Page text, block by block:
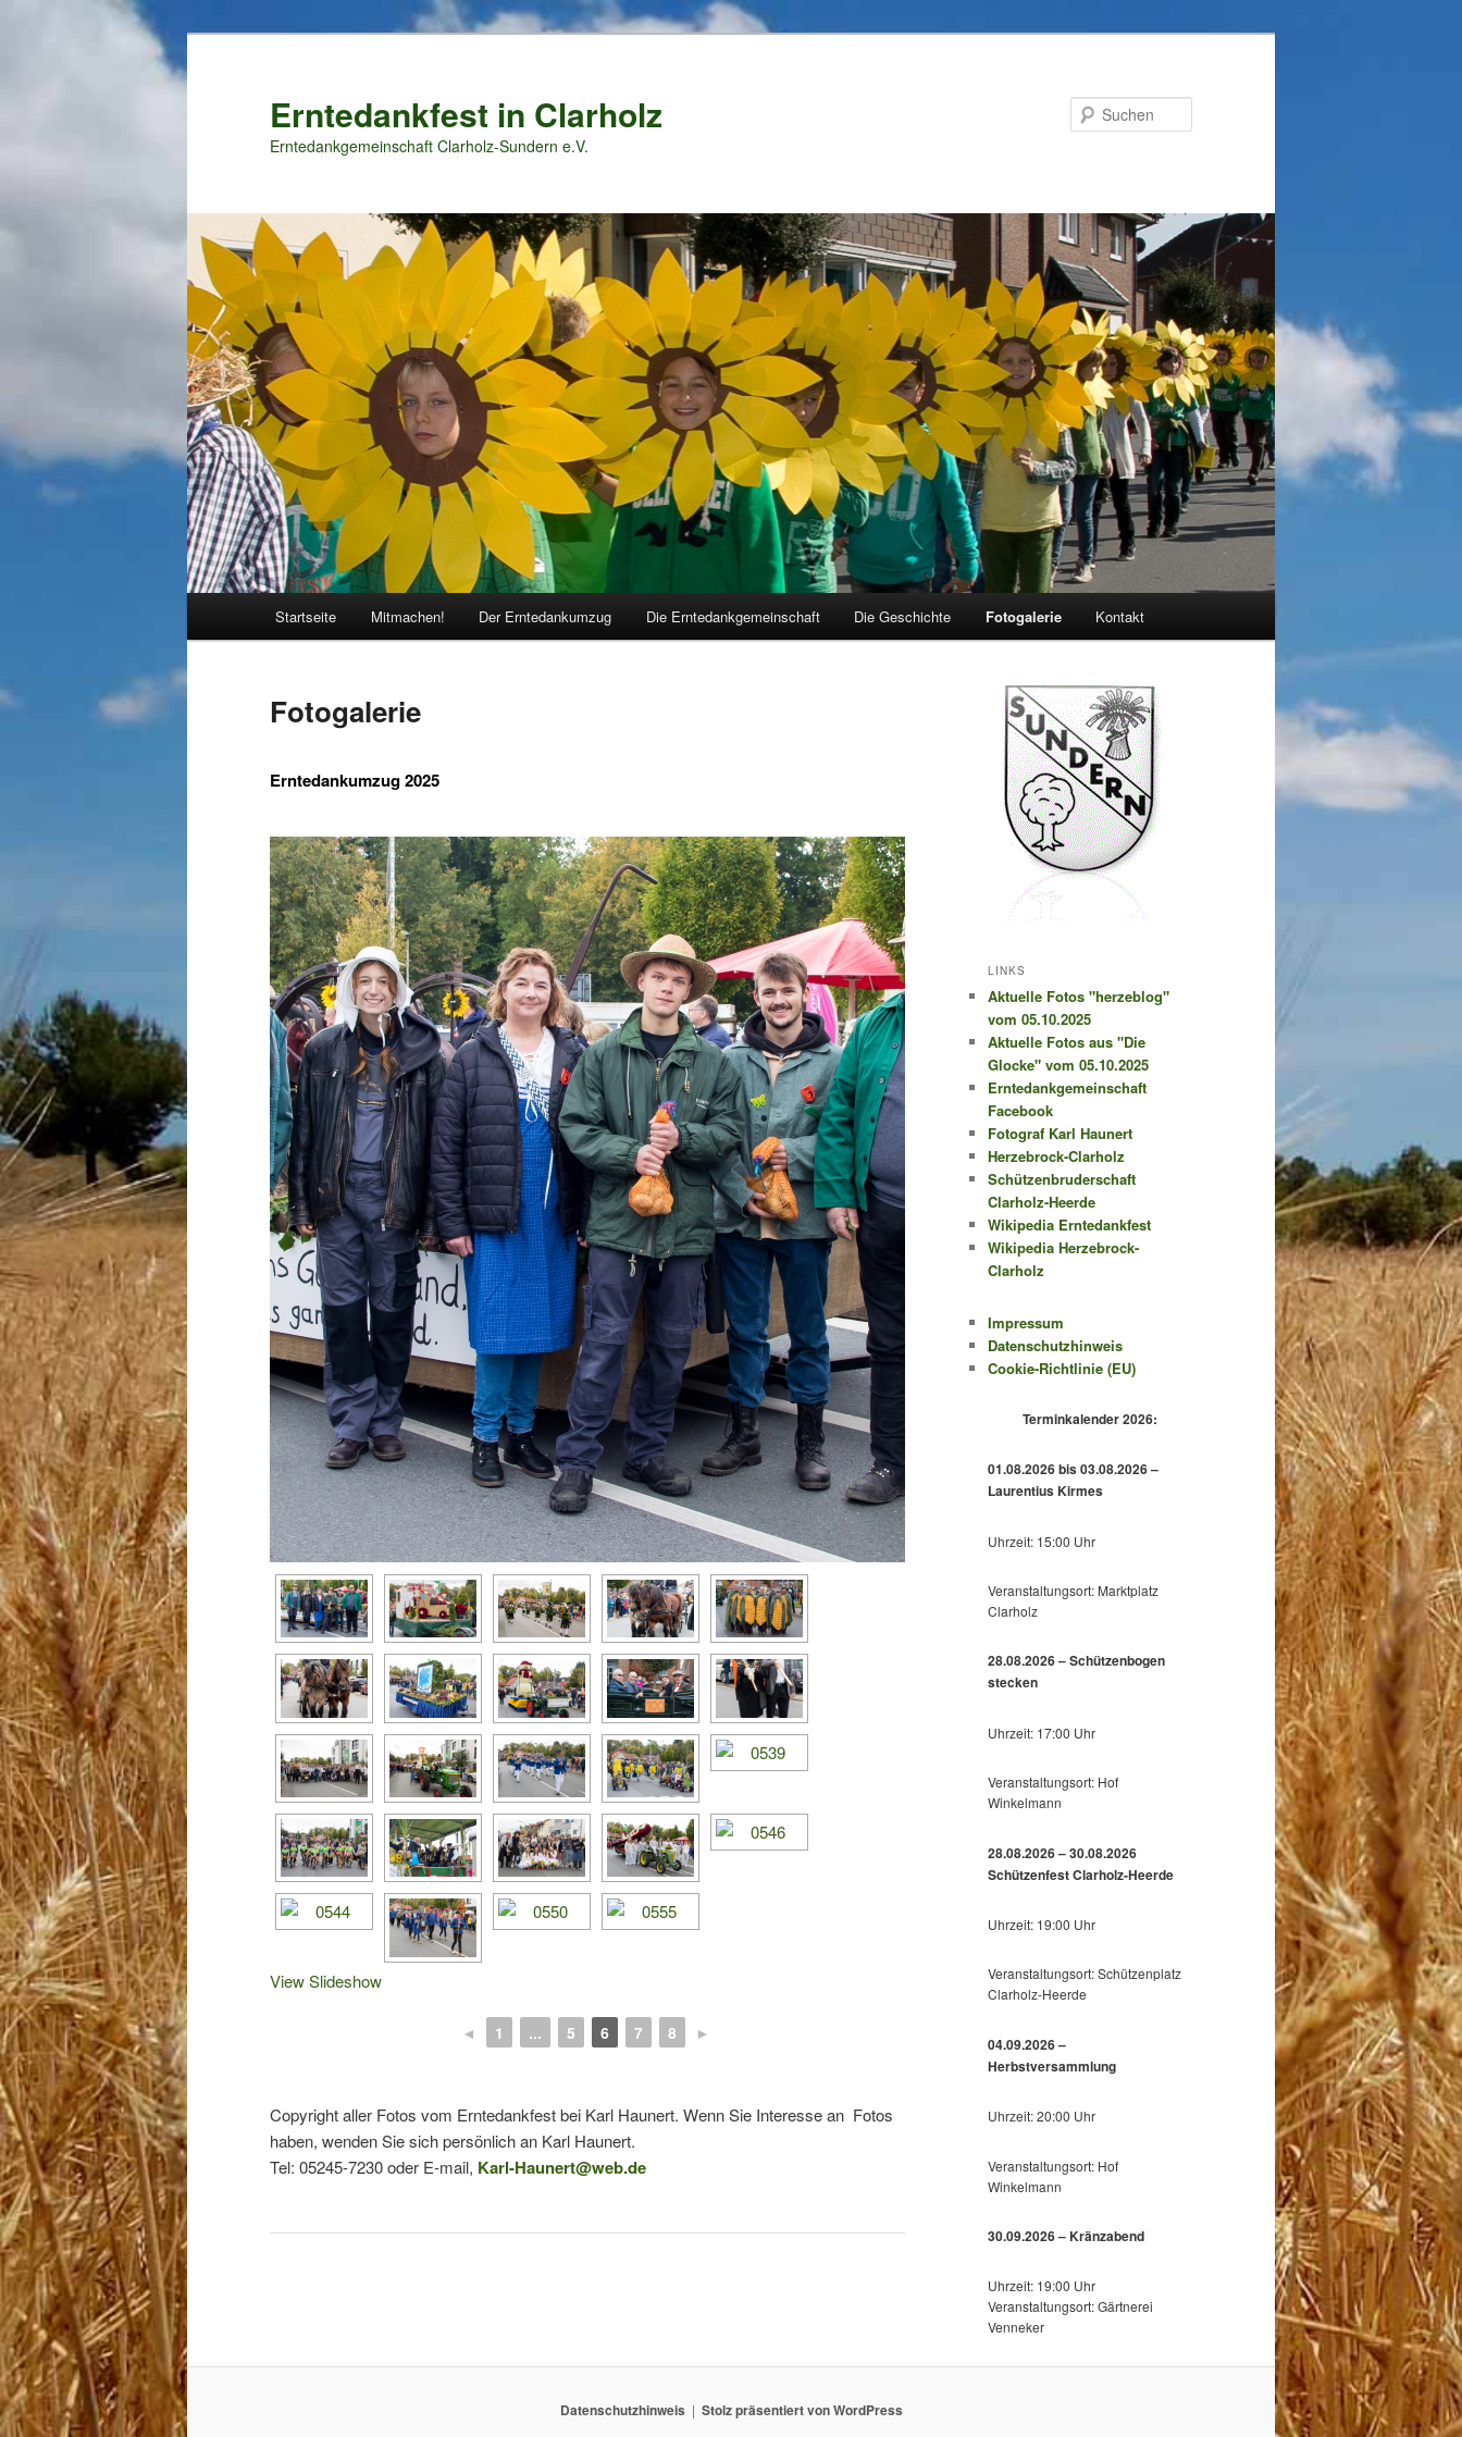
Erntedankfest in Clarholz
Erntedankgemeinschaft Clarholz-Sundern e.V.
Startseite Mitmachen! Der Erntedankumzug Die Erntedankgemeinschaft Die Geschichte Fotogalerie Kontakt
Fotogalerie
Erntedankumzug 2025
View Slideshow
◄ 1 ... 5 6 7 8 ►
Copyright aller Fotos vom Erntedankfest bei Karl Haunert. Wenn Sie Interesse an Fotos
haben, wenden Sie sich persönlich an Karl Haunert.
Tel: 05245-7230 oder E-mail, Karl-Haunert@web.de
LINKS
Aktuelle Fotos "herzeblog"
vom 05.10.2025
Aktuelle Fotos aus "Die
Glocke" vom 05.10.2025
Erntedankgemeinschaft
Facebook
Fotograf Karl Haunert
Herzebrock-Clarholz
Schützenbruderschaft
Clarholz-Heerde
Wikipedia Erntedankfest
Wikipedia Herzebrock-
Clarholz
Impressum
Datenschutzhinweis
Cookie-Richtlinie (EU)
Terminkalender 2026:
01.08.2026 bis 03.08.2026 –
Laurentius Kirmes
Uhrzeit: 15:00 Uhr
Veranstaltungsort: Marktplatz
Clarholz
28.08.2026 – Schützenbogen
stecken
Uhrzeit: 17:00 Uhr
Veranstaltungsort: Hof
Winkelmann
28.08.2026 – 30.08.2026
Schützenfest Clarholz-Heerde
Uhrzeit: 19:00 Uhr
Veranstaltungsort: Schützenplatz
Clarholz-Heerde
04.09.2026 –
Herbstversammlung
Uhrzeit: 20:00 Uhr
Veranstaltungsort: Hof
Winkelmann
30.09.2026 – Kränzabend
Uhrzeit: 19:00 Uhr
Veranstaltungsort: Gärtnerei
Venneker
Datenschutzhinweis Stolz präsentiert von WordPress